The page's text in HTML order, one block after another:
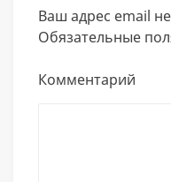
Ваш адрес email
Обязательные
Комментарий